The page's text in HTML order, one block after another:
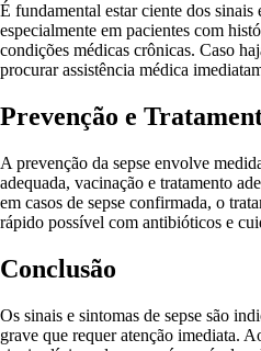
É fundamental estar ciente dos sinais
especialmente em pacientes com
condições médicas crônicas. Caso
procurar assistência médica
Prevenção e
A prevenção da sepse envolve
adequada, vacinação e tratamento
em casos de sepse confirmada, o
rápido possível com antibióticos e
Conclusão
Os sinais e sintomas de sepse são
grave que requer atenção imediata.